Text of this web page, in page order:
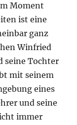
Moment
ist eine
ganz
Winfried
seine Tochter
mit seinem
eines
und seine
immer